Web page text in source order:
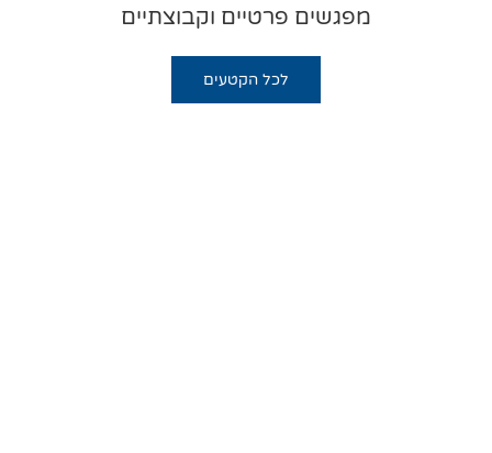
מפגשים פרטיים וקבוצתיים
לכל הקטעים